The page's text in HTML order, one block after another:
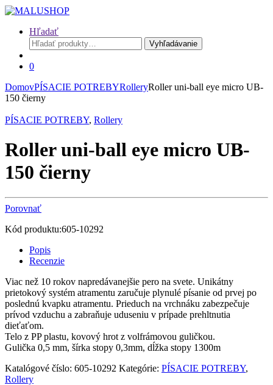
Hľadať
Hľadať:
Vyhľadávanie
0
DomovPÍSACIE POTREBYRolleryRoller uni-ball eye micro UB-
150 čierny
PÍSACIE POTREBY, Rollery
Roller uni-ball eye micro UB-
150 čierny
Porovnať
Kód produktu:605-10292
Popis
Recenzie
Viac než 10 rokov napredávanejšie pero na svete. Unikátny
prietokový systém atramentu zaručuje plynulé písanie od prvej po
poslednú kvapku atramentu. Prieduch na vrchnáku zabezpečuje
prívod vzduchu a zabraňuje uduseniu v prípade prehltnutia
dieťaťom.
Telo z PP plastu, kovový hrot z volfrámovou guličkou.
Gulička 0,5 mm, šírka stopy 0,3mm, dĺžka stopy 1300m
Katalógové číslo: 605-10292 Kategórie: PÍSACIE POTREBY,
Rollery